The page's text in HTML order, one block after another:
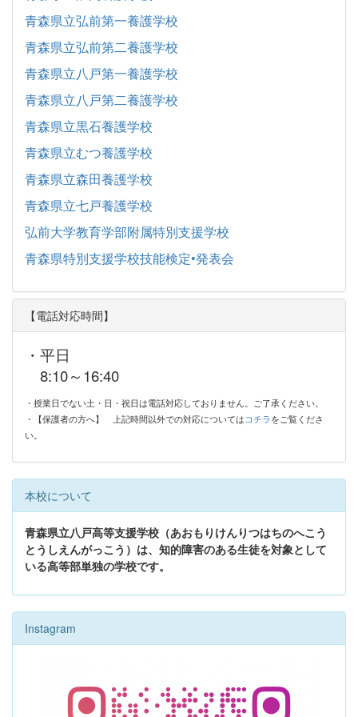
青森県立弘前第一養護学校
青森県立弘前第二養護学校
青森県立八戸第一養護学校
青森県立八戸第二養護学校
青森県立黒石養護学校
青森県立むつ養護学校
青森県立森田養護学校
青森県立七戸養護学校
弘前大学教育学部附属特別支援学校
青森県特別支援学校技能検定•発表会
【電話対応時間】
・平日
8:10～16:40
・授業日でない土・日・祝日は電話対応しておりません。ご了承ください。
・【保護者の方へ】
上記時間以外での対応については コチラ をご覧くださ
い。
本校について
青森県立八戸高等支援学校（あおもりけんりつはちのへこう
とうしえんがっこう）は、知的障害のある生徒を対象として
いる高等部単独の学校です。
Instagram